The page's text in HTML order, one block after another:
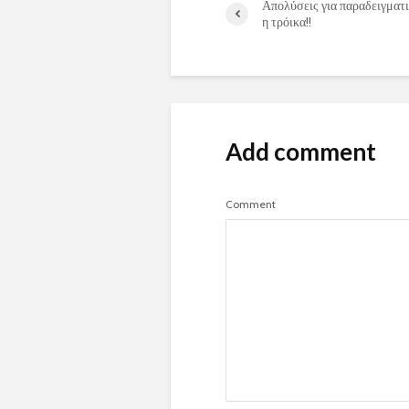
Απολύσεις για
η τρόικα!!
Add comment
Comment